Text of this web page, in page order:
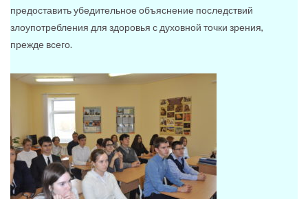
предоставить убедительное объяснение последствий
злоупотребления для здоровья с духовной точки зрения,
прежде всего.